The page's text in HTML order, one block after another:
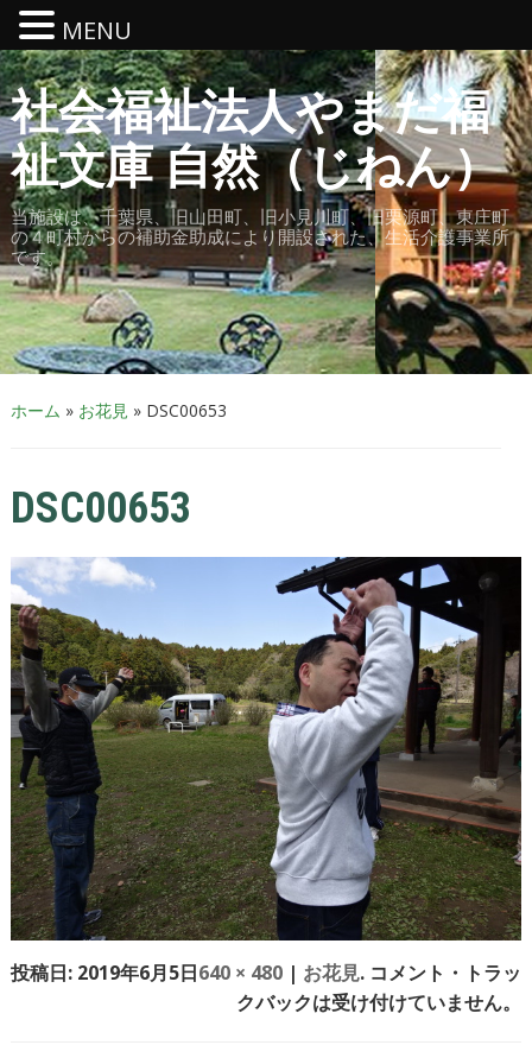
社会福祉法人やまだ福
祉文庫 自然（じねん）
当施設は、千葉県、旧山田町、旧小見川町、旧栗源町、東庄町
の４町村からの補助金助成により開設された、生活介護事業所
です。
ホーム » お花見 » DSC00653
DSC00653
投稿日: 2019年6月5日640 × 480 | お花見. コメント・トラッ
クバックは受け付けていません。
MENU